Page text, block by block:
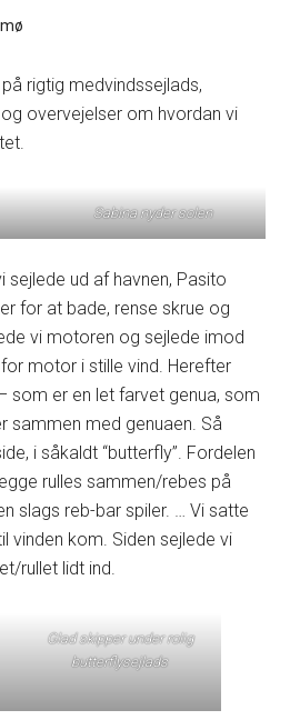
rigtig medvindssejlads,
overvejelser om hvordan vi
Sabina nyder solen
sejlede ud af havnen, Pasito
for at bade, rense skrue og
vi motoren og sejlede imod
motor i stille vind. Herefter
som er en let farvet genua, som
med genuaen. Så
i såkaldt “butterfly”. Fordelen
rulles sammen/rebes på
slags reb-bar spiler. … Vi satte
vinden kom. Siden sejlede vi
rullet lidt ind.
Glad skipper under rolig
butterflysejlads